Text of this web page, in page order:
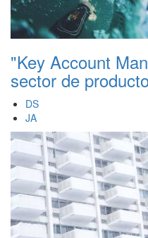
"Key Account
sector de
DS
JA